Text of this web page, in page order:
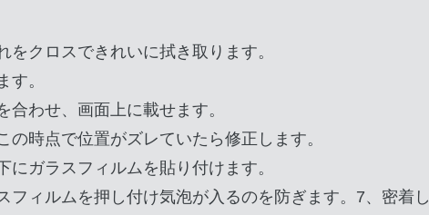
クロスできれいに拭き取ります。
す。
わせ、画面上に載せます。
時点で位置がズレていたら修正します。
ガラスフィルムを貼り付けます。
フィルムを押し付け気泡が入るのを防ぎます。7、密着し